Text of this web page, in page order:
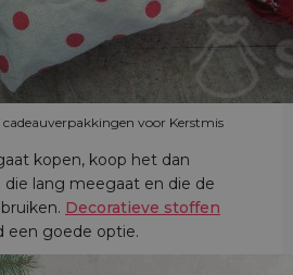
cadeauverpakkingen voor Kerstmis
kopen, koop het dan
die lang meegaat en die de
Decoratieve stoffen
een goede optie.